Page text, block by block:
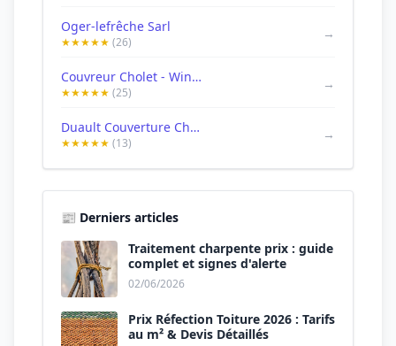
Oger-lefrêche Sarl
★★★★★ (26)
→
Couvreur Cholet - Winterstein
★★★★★ (25)
→
Duault Couverture Cholet
★★★★★ (13)
→
📰 Derniers articles
Traitement charpente prix : guide
complet et signes d'alerte
02/06/2026
Prix Réfection Toiture 2026 : Tarifs
au m² & Devis Détaillés